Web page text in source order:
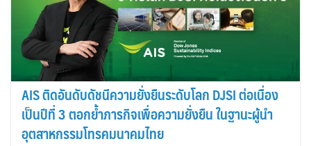
AIS ติดอันดับดัชนีความยั่งยืนระดับโลก DJSI ต่อเนื่อง
เป็นปีที่ 3 ตอกย้ำภารกิจเพื่อความยั่งยืน ในฐานะผู้นำ
อุตสาหกรรมโทรคมนาคมไทย